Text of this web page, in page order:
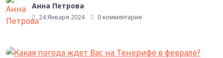
Анна Петрова
24 Января 2024 0 комментария